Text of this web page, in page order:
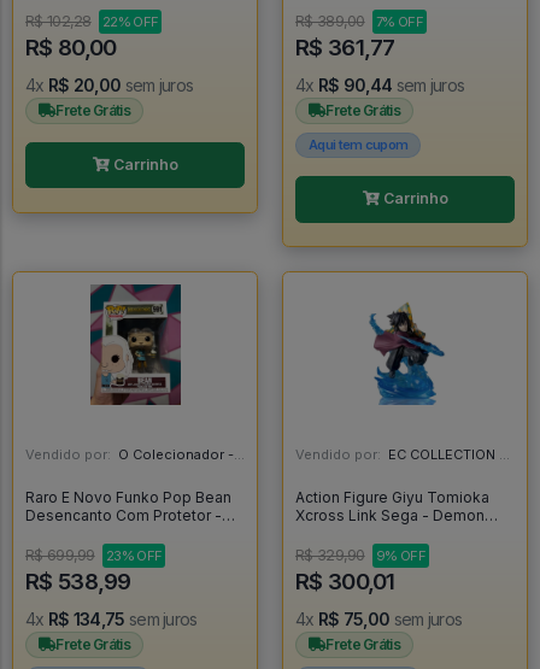
Wandavision #718
R$ 102,28 22% OFF
R$ 80,00
4x R$ 20,00 sem juros
Frete Grátis
Carrinho
R$ 389,00 7% OFF
R$ 361,77
4x R$ 90,44 sem juros
Frete Grátis
Aqui tem cupom
Carrinho
Vendido por: O Colecionador - SP
Raro E Novo Funko Pop Bean
Desencanto Com Protetor -
R$ 699,99
23% OFF
R$ 538,99
4x R$ 134,75 sem juros
Frete Grátis
Vendido por: EC COLLECTION - SP
Action Figure Giyu Tomioka
Xcross Link Sega - Demon
R$ 329,90
9% OFF
R$ 300,01
4x R$ 75,00 sem juros
Frete Grátis